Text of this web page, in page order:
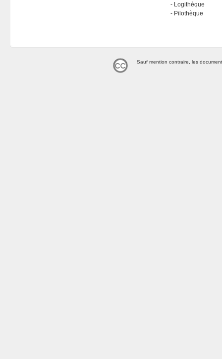
Logithèque
Pilothèque
Sauf mention contraire, les